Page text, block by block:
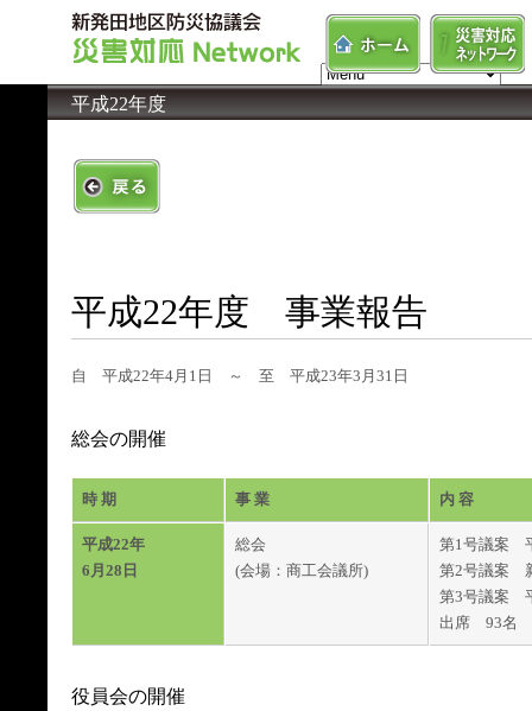
平成22年度
平成22年度 事業報告
自 平成22年4月1日 ～ 至 平成23年3月31日
総会の開催
時 期 事 業 内 容
平成22年
6月28日
総会
(会場：商工会議所)
第1号議案
第2号議案
第3号議案
出席 93名
役員会の開催